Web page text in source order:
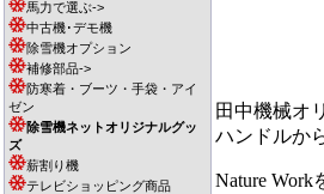
馬力で選ぶ->
中古機･デモ機
除雪機オプション
補修部品->
防寒着・ブーツ・手袋・アイ
ゼン
除雪機ネットオリジナルグッ
ズ
薪割り機
テレビショッピング商品
田中機械オ
ハンドルか
Nature